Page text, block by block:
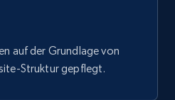
auf der Grundlage von
Struktur gepflegt.